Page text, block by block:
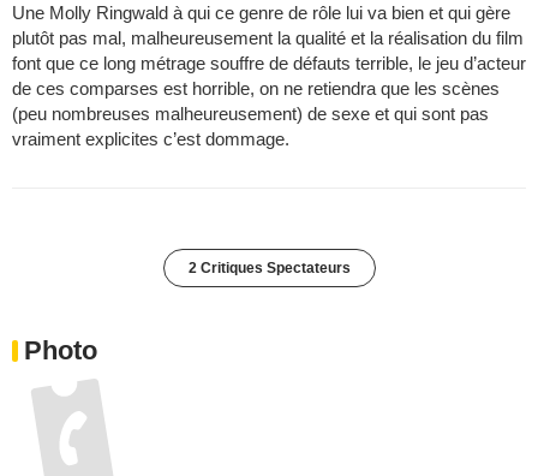
Une Molly Ringwald à qui ce genre de rôle lui va bien et qui gère
plutôt pas mal, malheureusement la qualité et la réalisation du film
font que ce long métrage souffre de défauts terrible, le jeu d’acteur
de ces comparses est horrible, on ne retiendra que les scènes
(peu nombreuses malheureusement) de sexe et qui sont pas
vraiment explicites c’est dommage.
2 Critiques Spectateurs
Photo